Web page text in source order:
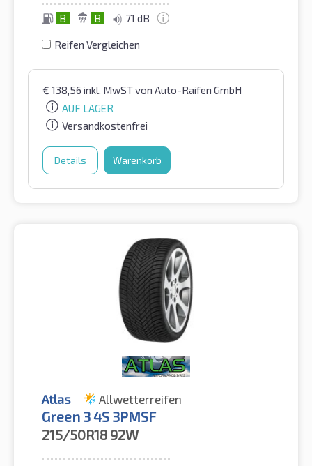
B B 71 dB
Reifen Vergleichen
€ 138,56 inkl. MwSTvon Auto-Raifen GmbH
AUF LAGER
Versandkostenfrei
Details Warenkorb
Atlas Allwetterreifen
Green 3 4S 3PMSF
215/50R18 92W